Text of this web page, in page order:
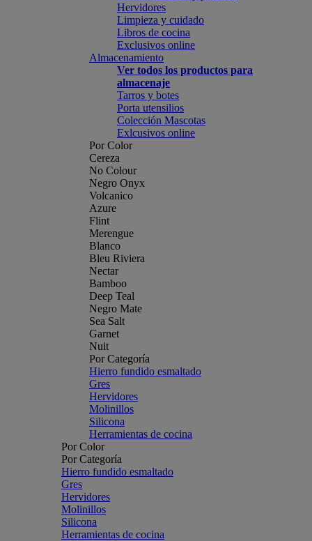
Hervidores
Limpieza y cuidado
Libros de cocina
Exclusivos online
Almacenamiento
Ver todos los productos para
almacenaje
Tarros y botes
Porta utensilios
Colección Mascotas
Exlcusivos online
Por Color
Cereza
No Colour
Negro Onyx
Volcanico
Azure
Flint
Merengue
Blanco
Bleu Riviera
Nectar
Bamboo
Deep Teal
Negro Mate
Sea Salt
Garnet
Nuit
Por Categoría
Hierro fundido esmaltado
Gres
Hervidores
Molinillos
Silicona
Herramientas de cocina
Por Color
Por Categoría
Hierro fundido esmaltado
Gres
Hervidores
Molinillos
Silicona
Herramientas de cocina